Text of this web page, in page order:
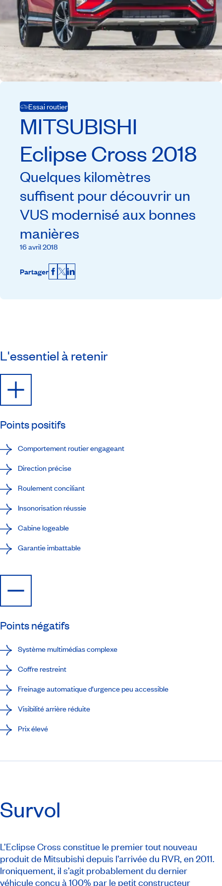
Essai routier
MITSUBISHI
Eclipse Cross2018
Quelques kilomètres
suffisent pour découvrir un
VUS modernisé aux bonnes
manières
16 avril 2018
Partager Facebook
X LinkedIn
L'essentiel à retenir
Points positifs
Comportement routier engageant
Direction précise
Roulement conciliant
Insonorisation réussie
Cabine logeable
Garantie imbattable
Points négatifs
Système multimédias complexe
Coffre restreint
Freinage automatique d’urgence peu accessible
Visibilité arrière réduite
Prix élevé
Survol
L’Eclipse Cross constitue le premier tout nouveau
produit de Mitsubishi depuis l’arrivée du RVR, en 2011.
Ironiquement, il s’agit probablement du dernier
véhicule conçu à 100% par le petit constructeur